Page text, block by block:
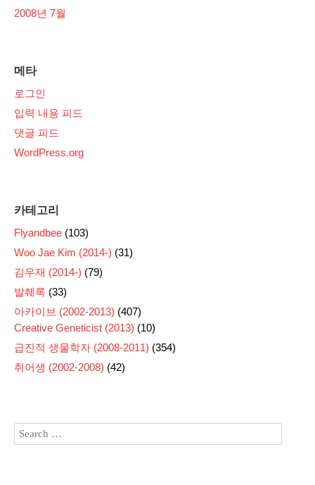
2008년 7월
메타
로그인
입력 내용 피드
댓글 피드
WordPress.org
카테고리
Flyandbee (103)
Woo Jae Kim (2014-) (31)
김우재 (2014-) (79)
발췌록 (33)
아카이브 (2002-2013) (407)
Creative Geneticist (2013) (10)
급진적 생물학자 (2008-2011) (354)
취어생 (2002-2008) (42)